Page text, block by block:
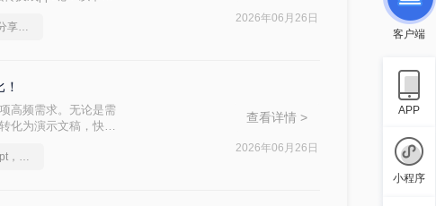
pdf转ppt免费无水印，分享一种简单的方法
2026年06月26日
高频需求。无论是需
化为演示文稿，快速
怎么将pdf转换成换为ppt，分享一种简单的方法
查看详情 >
2026年06月26日
客户端
APP
小程序